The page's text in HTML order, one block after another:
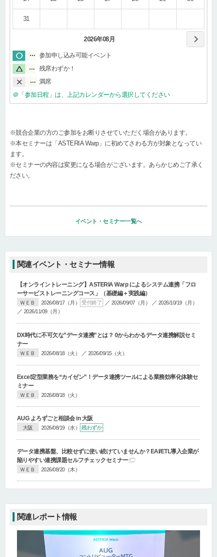
31
2026年08月
参加申し込み可能イベント
残席わずか！
満席
＠「参加日程」は、上記カレンダーから選択してください
※競合企業の方のご参加をお断りさせていただく場合があります。
※本セミナーは「ASTERIA Warp」に初めてさわる方が対象となってい
ます。
※セミナーの内容は変更になる場合がございます。あらかじめご了承く
ださい。
イベント・セミナー一覧へ
関連イベント・セミナー情報
【オンライントレーニング】ASTERIA Warp によるシステム連携「フロ
ーサービストレーニングコース」
（基礎編＋実践編）
ＷＥＢ 2026/08/17（月） 受付終了 ／ 2026/09/07（月） ／ 2026/10/19（月）
／ 2026/11/09（月）
DX時代に不可欠な”データ連携”とは？ 0からわかるデータ連携解説セミ
ナー
ＷＥＢ 2026/08/18（火） ／ 2026/09/15（火）
Excel定型業務を“カイゼン”！データ連携ツールによる業務効率化体験セ
ミナー
ＷＥＢ 2026/08/18（火）
AUG よろずごと相談会 in 大阪
大阪 2026/08/19（水） 残わずか
データ連携基盤、比較せずに使い続けていませんか？ EAI/ETL導入企業が
陥りやすい連携課題セルフチェックセミナー
ＷＥＢ 2026/08/20（木）
関連レポート情報